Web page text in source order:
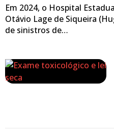
Em 2024, o Hospital
Otávio Lage de Siqueira
de sinistros de…